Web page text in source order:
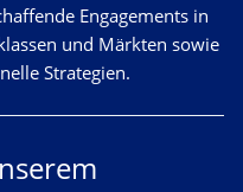
Engagements in
und Märkten sowie
Strategien.